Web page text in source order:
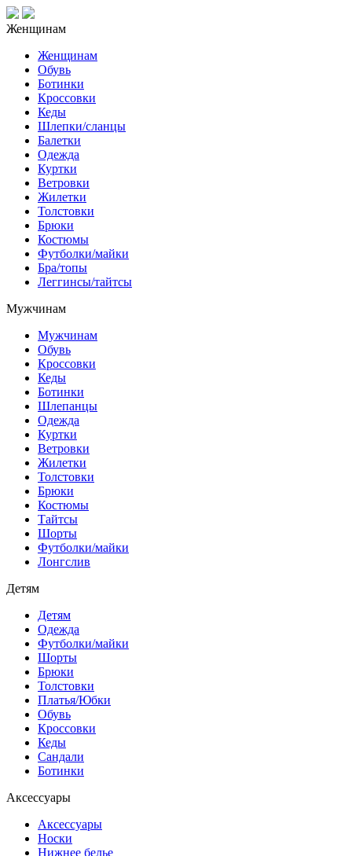
Женщинам
Женщинам
Обувь
Ботинки
Кроссовки
Кеды
Шлепки/сланцы
Балетки
Одежда
Куртки
Ветровки
Жилетки
Толстовки
Брюки
Костюмы
Футболки/майки
Бра/топы
Леггинсы/тайтсы
Мужчинам
Мужчинам
Обувь
Кроссовки
Кеды
Ботинки
Шлепанцы
Одежда
Куртки
Ветровки
Жилетки
Толстовки
Брюки
Костюмы
Тайтсы
Шорты
Футболки/майки
Лонгслив
Детям
Детям
Одежда
Футболки/майки
Шорты
Брюки
Толстовки
Платья/Юбки
Обувь
Кроссовки
Кеды
Сандали
Ботинки
Аксессуары
Аксессуары
Носки
Нижнее белье